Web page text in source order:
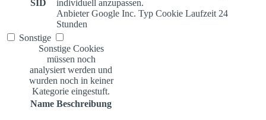
SID
individuell anzupassen.
Anbieter Google Inc. Typ Cookie Laufzeit 24
Stunden
Sonstige
Sonstige Cookies
müssen noch
analysiert werden und
wurden noch in keiner
Kategorie eingestuft.
Name Beschreibung